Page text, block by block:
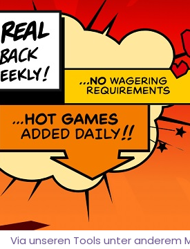
Via unseren Tools unter anderem